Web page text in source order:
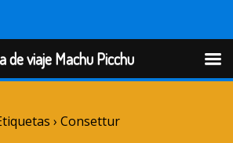
de viaje Machu Picchu
› Consettur
de viaje Machu Picchu